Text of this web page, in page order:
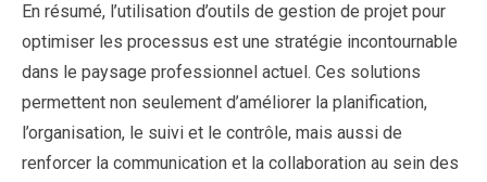
En résumé, l’utilisation d’outils de gestion de projet pour
optimiser les processus est une stratégie incontournable
dans le paysage professionnel actuel. Ces solutions
permettent non seulement d’améliorer la planification,
l’organisation, le suivi et le contrôle, mais aussi de
renforcer la communication et la collaboration au sein des